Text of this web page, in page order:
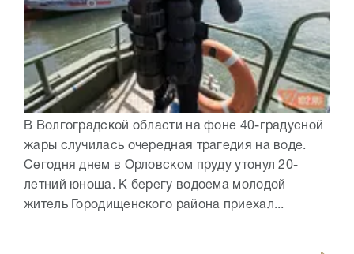
В Волгоградской области на фоне 40-градусной
жары случилась очередная трагедия на воде.
Сегодня днем в Орловском пруду утонул 20-
летний юноша. К берегу водоема молодой
житель Городищенского района приехал...